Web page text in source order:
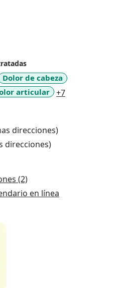
Dolor de cabeza
articular +7
direcciones)
direcciones)
(2)
en línea